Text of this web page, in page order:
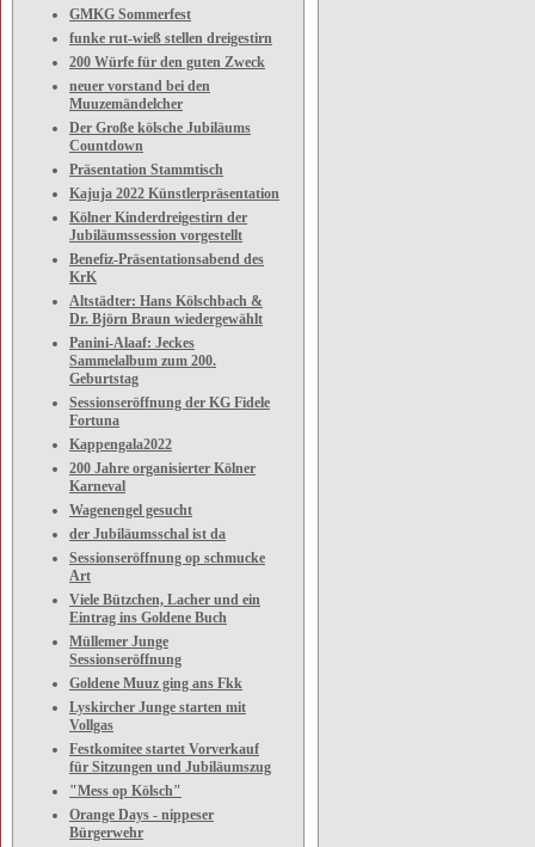
GMKG Sommerfest
funke rut-wieß stellen dreigestirn
200 Würfe für den guten Zweck
neuer vorstand bei den
Muuzemändelcher
Der Große kölsche Jubiläums
Countdown
Präsentation Stammtisch
Kajuja 2022 Künstlerpräsentation
Kölner Kinderdreigestirn der
Jubiläumssession vorgestellt
Benefiz-Präsentationsabend des
KrK
Altstädter: Hans Kölschbach &
Dr. Björn Braun wiedergewählt
Panini-Alaaf: Jeckes
Sammelalbum zum 200.
Geburtstag
Sessionseröffnung der KG Fidele
Fortuna
Kappengala2022
200 Jahre organisierter Kölner
Karneval
Wagenengel gesucht
der Jubiläumsschal ist da
Sessionseröffnung op schmucke
Art
Viele Bützchen, Lacher und ein
Eintrag ins Goldene Buch
Müllemer Junge
Sessionseröffnung
Goldene Muuz ging ans Fkk
Lyskircher Junge starten mit
Vollgas
Festkomitee startet Vorverkauf
für Sitzungen und Jubiläumszug
"Mess op Kölsch"
Orange Days - nippeser
Bürgerwehr